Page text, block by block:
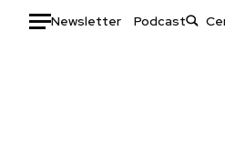
Newsletter Podcast